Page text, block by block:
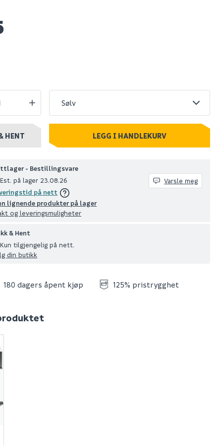
HENT LEGG I HANDLEKURV
- Bestillingsvare
Est. på lager 23.08.26
på nett
lignende produkter på lager
og leveringsmuligheter
Varsle meg
& Hent
Kun tilgjengelig på nett.
din butikk
180 dagers åpent kjøp 125% pristrygghet